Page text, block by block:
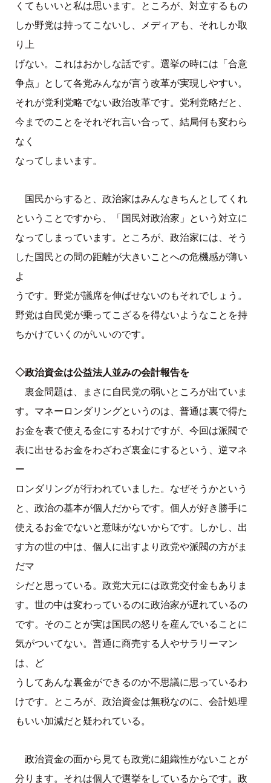
くてもいいと私は思います。ところが、対立するもの
しか野党は持ってこないし、メディアも、それしか取
り上
げない。これはおかしな話です。選挙の時には「合意
争点」として各党みんなが言う改革が実現しやすい。
それが党利党略でない政治改革です。党利党略だと、
今までのことをそれぞれ言い合って、結局何も変わら
なく
なってしまいます。
国民からすると、政治家はみんなきちんとしてくれ
ということですから、「国民対政治家」という対立に
なってしまっています。ところが、政治家には、そう
した国民との間の距離が大きいことへの危機感が薄い
よ
うです。野党が議席を伸ばせないのもそれでしょう。
野党は自民党が乗ってこざるを得ないようなことを持
ちかけていくのがいいのです。
◇政治資金は公益法人並みの会計報告を
裏金問題は、まさに自民党の弱いところが出ていま
す。マネーロンダリングというのは、普通は裏で得た
お金を表で使える金にするわけですが、今回は派閥で
表に出せるお金をわざわざ裏金にするという、逆マネ
ー
ロンダリングが行われていました。なぜそうかという
と、政治の基本が個人だからです。個人が好き勝手に
使えるお金でないと意味がないからです。しかし、出
す方の世の中は、個人に出すより政党や派閥の方がま
だマ
シだと思っている。政党大元には政党交付金もありま
す。世の中は変わっているのに政治家が遅れているの
です。そのことが実は国民の怒りを産んでいることに
気がついてない。普通に商売する人やサラリーマン
は、ど
うしてあんな裏金ができるのか不思議に思っているわ
けです。ところが、政治資金は無税なのに、会計処理
もいい加減だと疑われている。
政治資金の面から見ても政党に組織性がないことが
分ります。それは個人で選挙をしているからです。政